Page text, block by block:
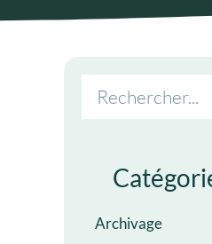
Archivage